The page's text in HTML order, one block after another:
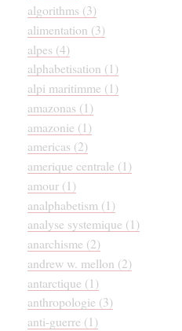
algorithms (3)
alimentation (3)
alpes (4)
alphabetisation (1)
alpi maritimme (1)
amazonas (1)
amazonie (1)
americas (2)
amerique centrale (1)
amour (1)
analphabetism (1)
analyse systemique (1)
anarchisme (2)
andrew w. mellon (2)
antarctique (1)
anthropologie (3)
anti-guerre (1)